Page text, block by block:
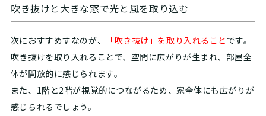
吹き抜けと大きな窓で光と風を取り込む
次におすすめすなのが、 「吹き抜け」を取り入れること です。
吹き抜けを取り入れることで、空間に広がりが生まれ、部屋全
体が開放的に感じられます。
また、1階と2階が視覚的につながるため、家全体にも広がりが
感じられるでしょう。